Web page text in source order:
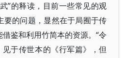
”的释读，目前一些常见的观
要的问题，显然在于局囿于传
鉴和利用竹简本的资源。“令
于传世本的《行军篇》，但